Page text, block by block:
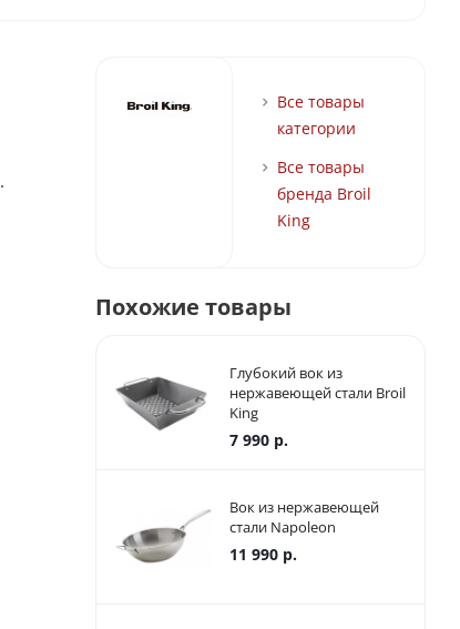
.
Все товары
категории
Все товары
бренда Broil
King
Похожие товары
Глубокий вок из
нержавеющей стали Broil
King
7 990р.
Вок из нержавеющей
стали Napoleon
11 990р.